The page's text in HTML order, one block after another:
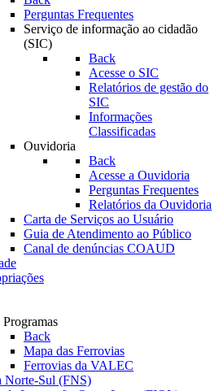
Perguntas Frequentes
Serviço de informação ao cidadão
(SIC)
Back
Acesse o SIC
Relatórios de gestão do
SIC
Informações
Classificadas
Ouvidoria
Back
Acesse a Ouvidoria
Perguntas Frequentes
Relatórios da Ouvidoria
Carta de Serviços ao Usuário
Guia de Atendimento ao Público
Canal de denúncias COAUD
Back
Mapa das Ferrovias
Ferrovias da VALEC
Norte-Sul (FNS)